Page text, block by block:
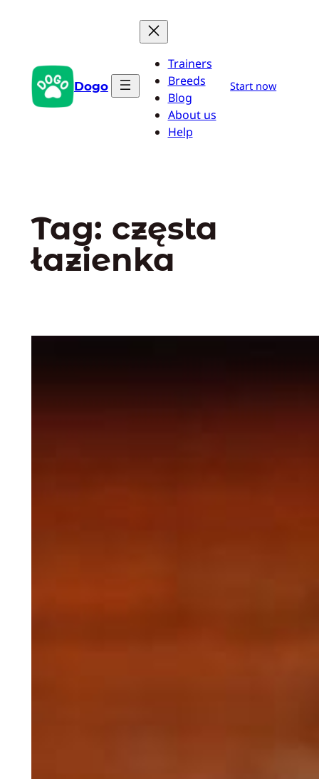
Dogo
Trainers
Breeds
Blog
About us
Help
Start now
Tag: częsta
łazienka